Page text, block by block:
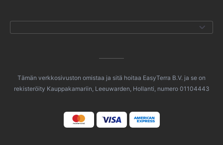
Tämän verkkosivuston omistaa ja sitä hoitaa EasyTerra B.V. ja se on
rekisteröity Kauppakamariin, Leeuwarden, Hollanti, numero 01104443